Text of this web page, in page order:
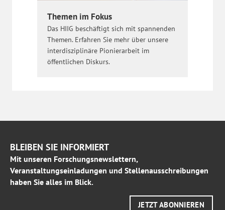
Themen im Fokus
Das HIIG beschäftigt sich mit spannenden
Themen. Erfahren Sie mehr über unsere
interdisziplinäre Pionierarbeit im
öffentlichen Diskurs.
BLEIBEN SIE INFORMIERT
Mit unseren Forschungsnewslettern,
Veranstaltungseinladungen und Stellenausschreibungen
haben Sie alles im Blick.
JETZT ABONNIEREN